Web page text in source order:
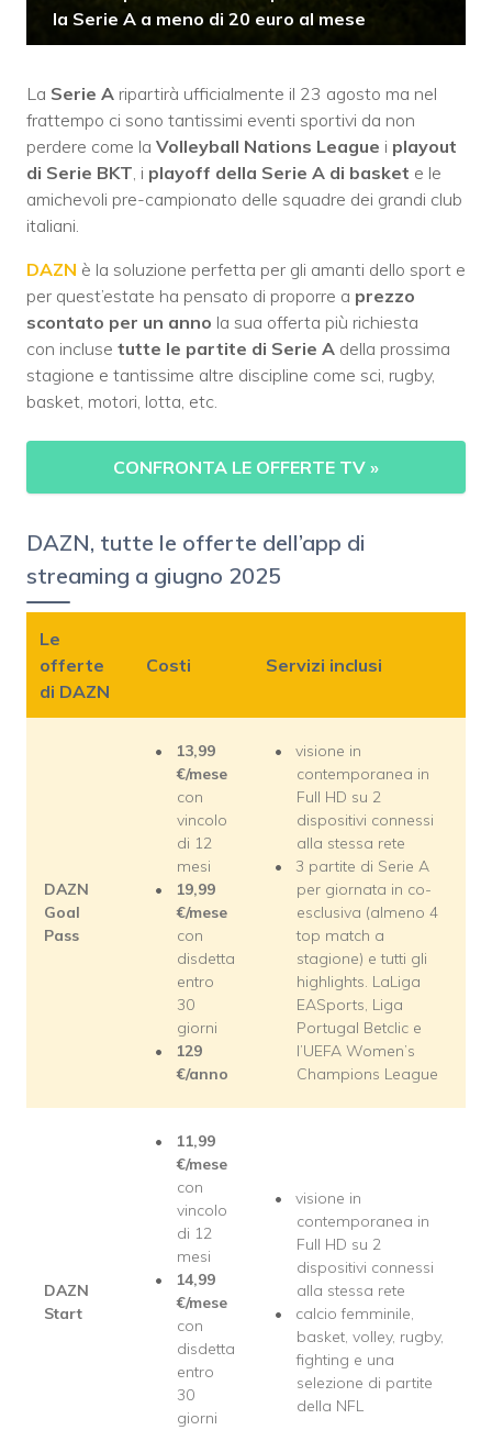
la Serie A a meno di 20 euro al mese
La Serie A ripartirà ufficialmente il 23 agosto ma nel
frattempo ci sono tantissimi eventi sportivi da non
perdere come la Volleyball Nations League i playout
di Serie BKT, i playoff della Serie A di basket e le
amichevoli pre-campionato delle squadre dei grandi club
italiani.
DAZN è la soluzione perfetta per gli amanti dello sport e
per quest’estate ha pensato di proporre a prezzo
scontato per un anno la sua offerta più richiesta
con incluse tutte le partite di Serie A della prossima
stagione e tantissime altre discipline come sci, rugby,
basket, motori, lotta, etc.
CONFRONTA LE OFFERTE TV »
DAZN, tutte le offerte dell’app di
streaming a giugno 2025
Le
offerte
di DAZN
Costi Servizi inclusi
DAZN
Goal
Pass
13,99
€/mese
con
vincolo
di 12
mesi
19,99
€/mese
con
disdetta
entro
30
giorni
129
€/anno
visione in
contemporanea in
Full HD su 2
dispositivi connessi
alla stessa rete
3 partite di Serie A
per giornata in co-
esclusiva (almeno 4
top match a
stagione) e tutti gli
highlights. LaLiga
EASports, Liga
Portugal Betclic e
l’UEFA Women’s
Champions League
DAZN
Start
11,99
€/mese
con
vincolo
di 12
mesi
14,99
€/mese
con
disdetta
entro
30
giorni
visione in
contemporanea in
Full HD su 2
dispositivi connessi
alla stessa rete
calcio femminile,
basket, volley, rugby,
fighting e una
selezione di partite
della NFL